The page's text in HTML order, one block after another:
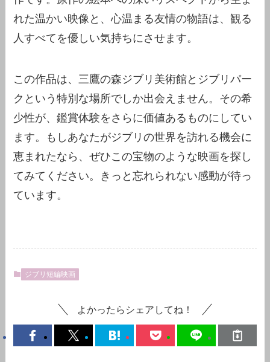
れた温かい映像と、心温まる友情の物語は、観る
人すべてを優しい気持ちにさせます。
クという特別な場所でしか出会えません。その希
少性が、鑑賞体験をさらに価値あるものにしてい
ます。もしあなたがジブリの世界を訪れる機会に
恵まれたなら、ぜひこの宝物のような映画を探し
てみてください。きっと忘れられない感動が待っ
ています。